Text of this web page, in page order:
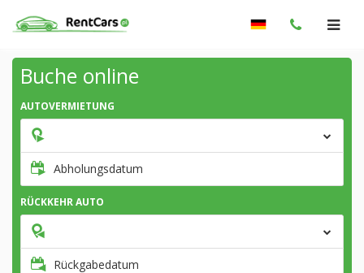
Buche online
AUTOVERMIETUNG
Abholungsdatum
RÜCKKEHR AUTO
Rückgabedatum